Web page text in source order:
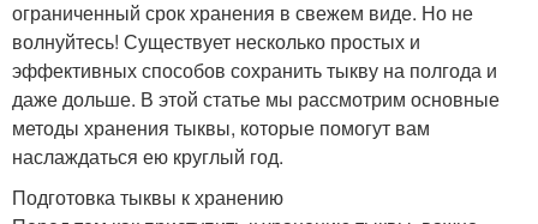
ограниченный срок хранения в свежем виде. Но не
волнуйтесь! Существует несколько простых и
эффективных способов сохранить тыкву на полгода и
даже дольше. В этой статье мы рассмотрим основные
методы хранения тыквы, которые помогут вам
наслаждаться ею круглый год.
Подготовка тыквы к хранению